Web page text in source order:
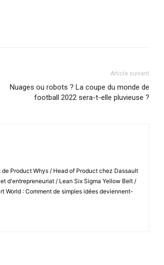
Article suivant
Nuages ou robots ? La coupe du monde de
football 2022 sera-t-elle pluvieuse ?
Product Whys / Head of Product chez Dassault
d'entrepreneuriat / Lean Six Sigma Yellow Belt /
World : Comment de simples idées deviennent-